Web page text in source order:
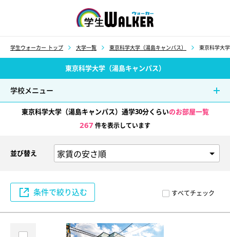
学生ウォーカー トップ 大学一覧 東京科学大学（湯島キャンパス） 東京科学大
東京科学大学（湯島キャンパス）
学校メニュー
東京科学大学（湯島キャンパス）通学30分くらいのお部屋一覧
267 件を表示しています
すべてチェック
並び替え
条件で絞り込む